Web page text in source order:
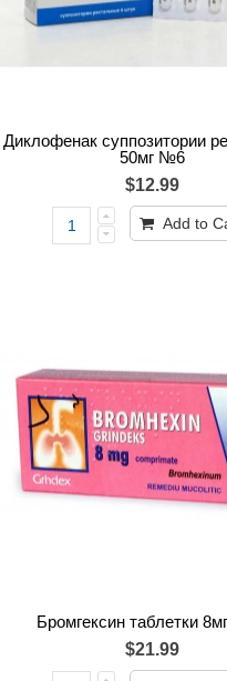
Диклофенак суппозитории
50мг №6
$12.99
Add to
Бромгексин таблетки
$21.99